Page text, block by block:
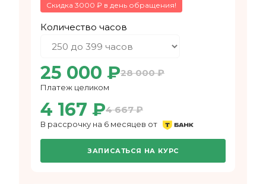
Скидка 3000 ₽ в день обращения!
Количество часов
25 000 ₽28 000 ₽
Платеж целиком
4 167 ₽4 667 ₽
В рассрочку на 6 месяцев от
ЗАПИСАТЬСЯ НА КУРС